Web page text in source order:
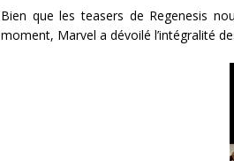
Bien que les teasers de Regenesis
moment, Marvel a dévoilé l’intégralité